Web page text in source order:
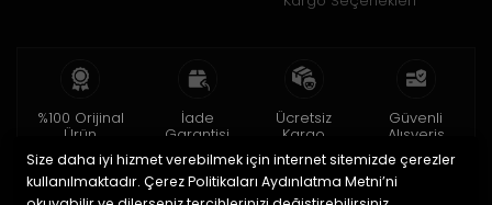
%100 Orijinal
Ürün
2 yıl garanti
İade
Garantisi
15 gün içinde
iade
Ücretsiz
Kargo
150 TL ve üzeri
Güvenli
Alışveriş
256bit SSL ile
Size daha iyi hizmet verebilmek için internet sitemizde çerezler
kullanılmaktadır. Çerez Politikaları Aydınlatma Metni’ni